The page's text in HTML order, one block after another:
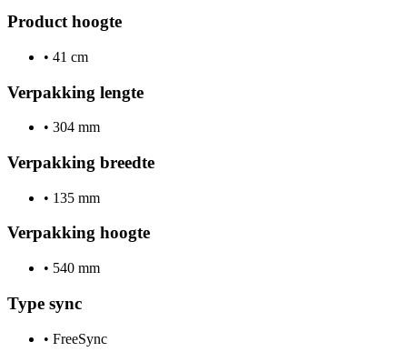
Product hoogte
• 41 cm
Verpakking lengte
• 304 mm
Verpakking breedte
• 135 mm
Verpakking hoogte
• 540 mm
Type sync
• FreeSync